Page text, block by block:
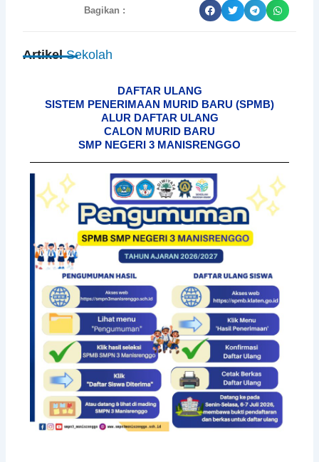
Bagikan :
Artikel Sekolah
DAFTAR ULANG
SISTEM PENERIMAAN MURID BARU (SPMB)
ALUR DAFTAR ULANG
CALON MURID BARU
SMP NEGERI 3 MANISRENGGO